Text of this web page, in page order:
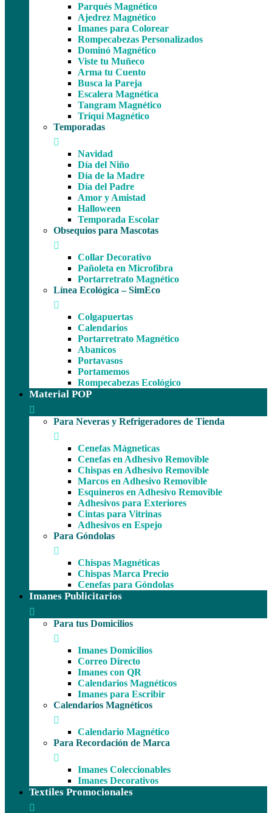
Parqués Magnético
Ajedrez Magnético
Imanes para Colorear
Rompecabezas Personalizados
Dominó Magnético
Viste tu Muñeco
Arma tu Cuento
Busca la Pareja
Escalera Magnética
Tangram Magnético
Triqui Magnético
Temporadas
Navidad
Día del Niño
Día de la Madre
Día del Padre
Amor y Amistad
Halloween
Temporada Escolar
Obsequios para Mascotas
Collar Decorativo
Pañoleta en Microfibra
Portarretrato Magnético
Línea Ecológica – SimEco
Colgapuertas
Calendarios
Portarretrato Magnético
Abanicos
Portavasos
Portamemos
Rompecabezas Ecológico
Material POP
Para Neveras y Refrigeradores de Tienda
Cenefas Mágneticas
Cenefas en Adhesivo Removible
Chispas en Adhesivo Removible
Marcos en Adhesivo Removible
Esquineros en Adhesivo Removible
Adhesivos para Exteriores
Cintas para Vitrinas
Adhesivos en Espejo
Para Góndolas
Chispas Magnéticas
Chispas Marca Precio
Cenefas para Góndolas
Imanes Publicitarios
Para tus Domicilios
Imanes Domicilios
Correo Directo
Imanes con QR
Calendarios Magnéticos
Imanes para Escribir
Calendarios Magnéticos
Calendario Magnético
Para Recordación de Marca
Imanes Coleccionables
Imanes Decorativos
Textiles Promocionales